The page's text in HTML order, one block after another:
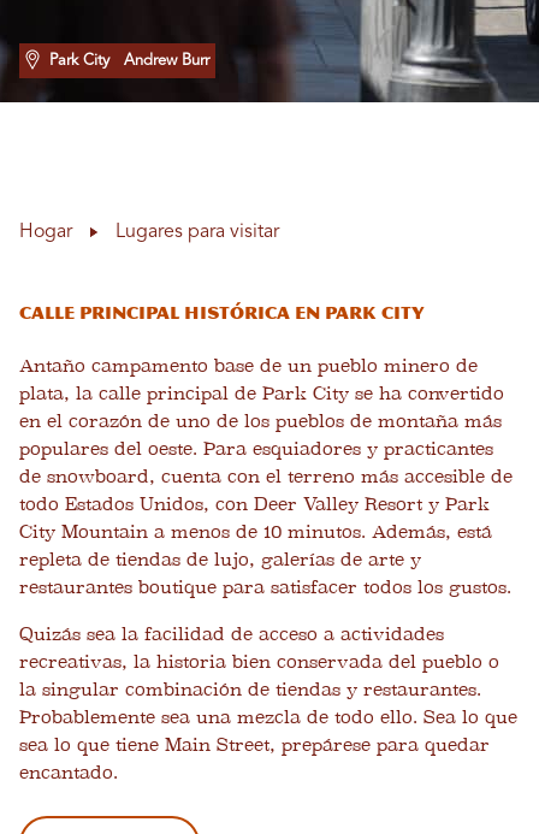
Park City Andrew Burr
Hogar Lugares para visitar
Calle principal histórica en Park City
Antaño campamento base de un pueblo minero de
plata, la calle principal de Park City se ha convertido
en el corazón de uno de los pueblos de montaña más
populares del oeste. Para esquiadores y practicantes
de snowboard, cuenta con el terreno más accesible de
todo Estados Unidos, con Deer Valley Resort y Park
City Mountain a menos de 10 minutos. Además, está
repleta de tiendas de lujo, galerías de arte y
restaurantes boutique para satisfacer todos los gustos.
Quizás sea la facilidad de acceso a actividades
recreativas, la historia bien conservada del pueblo o
la singular combinación de tiendas y restaurantes.
Probablemente sea una mezcla de todo ello. Sea lo que
sea lo que tiene Main Street, prepárese para quedar
encantado.